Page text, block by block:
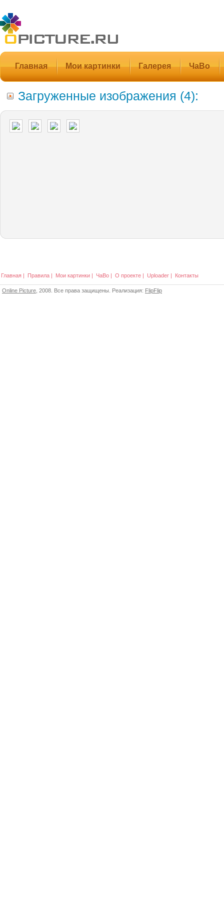
Главная Мои картинки Галерея ЧаВо
Загруженные изображения (4):
Главная | Правила | Мои картинки | ЧаВо | О проекте | Uploader | Контакты
Online Picture , 2008. Все права защищены. Реализация: FlipFlip